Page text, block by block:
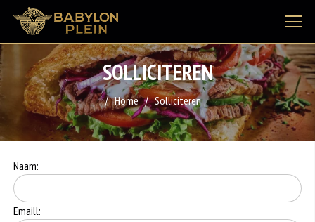
SOLLICITEREN
Home Solliciteren
Naam:
Emaill: